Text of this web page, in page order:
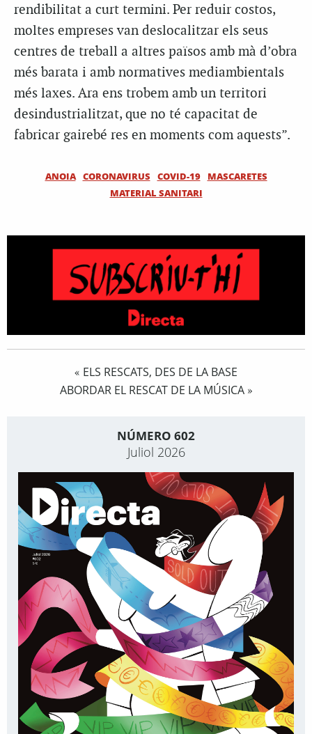
rendibilitat a curt termini. Per reduir costos,
moltes empreses van deslocalitzar els seus
centres de treball a altres països amb mà d’obra
més barata i amb normatives mediambientals
més laxes. Ara ens trobem amb un territori
desindustrialitzat, que no té capacitat de
fabricar gairebé res en moments com aquests”.
ANOIA CORONAVIRUS COVID-19
MASCARETES
MATERIAL SANITARI
« ELS RESCATS, DES DE LA BASE
ABORDAR EL RESCAT DE LA MÚSICA»
NÚMERO 602
Juliol 2026